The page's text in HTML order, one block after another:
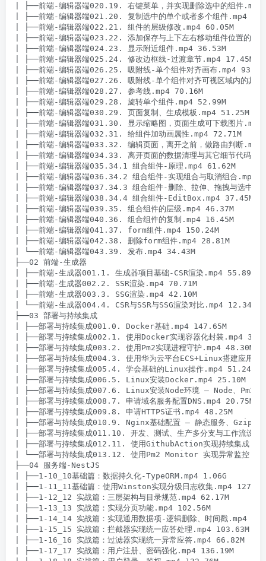
| ├──前端-编辑器端020.19. 右键菜单，并实现删除选中的组件
| ├──前端-编辑器端021.20. 复制选中的单个或者多个组件.mp4
| ├──前端-编辑器端022.21. 组件的层级修改.mp4 60.05M
| ├──前端-编辑器端023.22. 添加保存与上下左右移动组件位置的快
| ├──前端-编辑器端024.23. 显示附近组件.mp4 36.53M
| ├──前端-编辑器端025.24. 修改边框线-过渡章节.mp4 17.45M
| ├──前端-编辑器端026.25. 吸附线-单个组件对齐画布.mp4
| ├──前端-编辑器端027.26. 吸附线-单个组件对齐可视区域内的其
| ├──前端-编辑器端028.27. 参考线.mp4 70.16M
| ├──前端-编辑器端029.28. 旋转单个组件.mp4 52.99M
| ├──前端-编辑器端030.29. 页面复制、生成模板.mp4 51.25M
| ├──前端-编辑器端031.30. 显示缩略图，页面生成可下载图片
| ├──前端-编辑器端032.31. 给组件加动画属性.mp4 72.71M
| ├──前端-编辑器端033.32. 编辑页面，离开之前，做路由判断
| ├──前端-编辑器端034.33. 离开页面的数据清理与其它细节代码修
| ├──前端-编辑器端035.34.1 组合组件-原理.mp4 61.62M
| ├──前端-编辑器端036.34.2 组合组件-实现组合与取消组合.mp4
| ├──前端-编辑器端037.34.3 组合组件-删除、拉伸、拖拽与选中
| ├──前端-编辑器端038.34.4 组合组件-EditBox.mp4 37.45M
| ├──前端-编辑器端039.35. 组合组件的层级.mp4 46.37M
| ├──前端-编辑器端040.36. 组合组件的复制.mp4 16.45M
| ├──前端-编辑器端041.37. form组件.mp4 150.24M
| ├──前端-编辑器端042.38. 删除form组件.mp4 28.81M
| └──前端-编辑器端043.39. 发布.mp4 34.43M
├──02 前端-生成器
| ├──前端-生成器001.1. 生成器项目基础-CSR渲染.mp4 55.89M
| ├──前端-生成器002.2. SSR渲染.mp4 70.71M
| ├──前端-生成器003.3. SSG渲染.mp4 42.10M
| └──前端-生成器004.4. CSR与SSR与SSG渲染对比.mp4 12.34M
├──03 部署与持续集成
| ├──部署与持续集成001.0. Docker基础.mp4 147.65M
| ├──部署与持续集成002.1. 使用Docker实现容器化封装.mp4
| ├──部署与持续集成003.2. 使用Pm2实现进程守护.mp4 48.30M
| ├──部署与持续集成004.3. 使用华为云平台ECS+Linux搭建应用
| ├──部署与持续集成005.4. 学会基础的Linux操作.mp4 51.24M
| ├──部署与持续集成006.5. Linux安装Docker.mp4 25.10M
| ├──部署与持续集成007.6. Linux安装Node环境 – Node、
| ├──部署与持续集成008.7. 申请域名服务配置DNS.mp4 20.75M
| ├──部署与持续集成009.8. 申请HTTPS证书.mp4 48.25M
| ├──部署与持续集成010.9. Nginx基础配置 – 静态服务、Gzip、
| ├──部署与持续集成011.10. 开发、测试、生产多分支与工作流设
| ├──部署与持续集成012.11. 使用GithubAction实现持续集成
| └──部署与持续集成013.12. 使用Pm2 Monitor 实现异常监控
├──04 服务端-NestJS
| ├──1-10_10基础篇：数据持久化-TypeORM.mp4 1.06G
| ├──1-11_11基础篇：使用Winston实现分级日志收集.mp4
| ├──1-12_12 实战篇：三层架构与目录规范.mp4 62.17M
| ├──1-13_13 实战篇：实现分页功能.mp4 102.56M
| ├──1-14_14 实战篇：实现通用数据项-逻辑删除、时间戳.mp4
| ├──1-15_15 实战篇：拦截器实现统一应答处理.mp4 103.63M
| ├──1-16_16 实战篇：过滤器实现统一异常应答.mp4 66.82M
| ├──1-17_17 实战篇：用户注册、密码强化.mp4 136.19M